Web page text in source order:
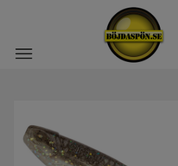
Abborrfemman
Interfiske